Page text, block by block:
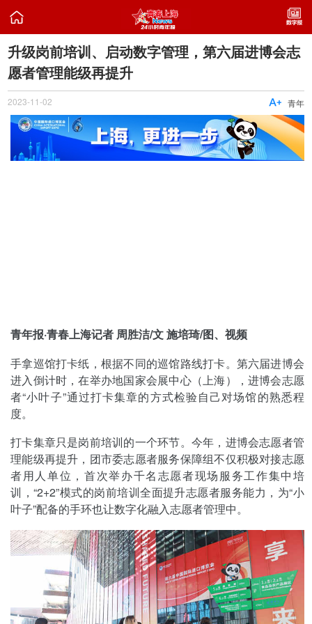

升级岗前培训、启动数字管理，第六届进博会志
愿者管理能级再提升
2023-11-02 青年

青年报·青春上海记者 周胜洁/文 施培琦/图、视频
手拿巡馆打卡纸，根据不同的巡馆路线打卡。第六届进博会
进入倒计时，在举办地国家会展中心（上海），进博会志愿
者“小叶子”通过打卡集章的方式检验自己对场馆的熟悉程
度。
打卡集章只是岗前培训的一个环节。今年，进博会志愿者管
理能级再提升，团市委志愿者服务保障组不仅积极对接志愿
者用人单位，首次举办千名志愿者现场服务工作集中培
训，“2+2”模式的岗前培训全面提升志愿者服务能力，为“小
叶子”配备的手环也让数字化融入志愿者管理中。